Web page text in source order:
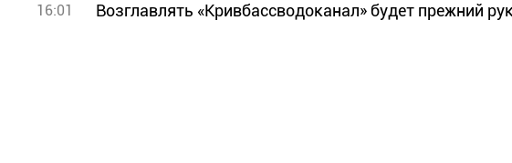
16:01 Возглавлять «Кривбассводоканал» будет прежний